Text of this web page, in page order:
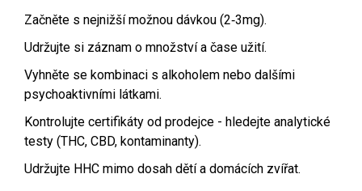
Začněte s nejnižší možnou dávkou (2‑3mg).
Udržujte si záznam o množství a čase užití.
Vyhněte se kombinaci s alkoholem nebo dalšími
psychoaktivními látkami.
Kontrolujte certifikáty od prodejce - hledejte analytické
testy (THC, CBD, kontaminanty).
Udržujte HHC mimo dosah dětí a domácích zvířat.